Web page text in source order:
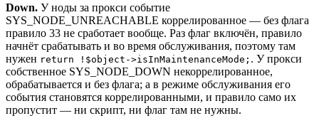
Down. У ноды за прокси событие
SYS_NODE_UNREACHABLE коррелированное — без флага
правило 33 не сработает вообще. Раз флаг включён, правило
начнёт срабатывать и во время обслуживания, поэтому там
нужен return !$object->isInMaintenanceMode; . У прокси
собственное SYS_NODE_DOWN некоррелированное,
обрабатывается и без флага; а в режиме обслуживания его
события становятся коррелированными, и правило само их
пропустит — ни скрипт, ни флаг там не нужны.